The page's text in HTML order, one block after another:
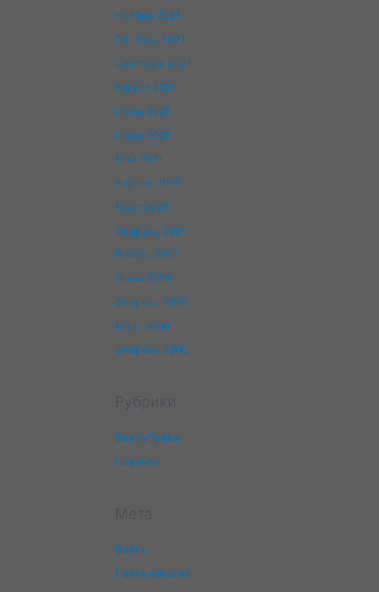
Ноябрь 2021
Октябрь 2021
Сентябрь 2021
Август 2021
Июль 2021
Июнь 2021
Май 2021
Апрель 2021
Март 2021
Февраль 2021
Январь 2021
Июнь 2020
Февраль 2020
Март 2000
Февраль 2000
Без рубрики
Новичок
Войти
Лента записей